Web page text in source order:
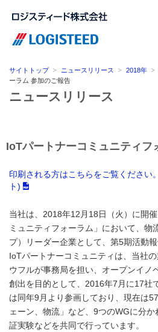
サイトトップ ニュースリリース 2018年
ーラム 参加のご報告
ニュースリリース
IoTパートナーコミュニティフ
印刷される方はこちらをご覧ください
ト)
当社は、2018年12月18日（火）に開
ミュニティフォーラム」において、物
プ）リーダー企業として、第5期活動報
IoTパートナーコミュニティは、当社
ウフルが事務局を担い、オープンイノ
創出を目的として、2016年7月に17社
は同年9月より参画しており、現在は
ェーン、物流」など、9つのWGに分
証実験などを共同で行っています。